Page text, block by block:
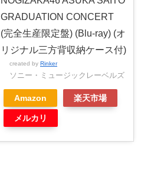
GRADUATION CONCERT
(完全生産限定盤) (Blu-ray) (オ
リジナル三方背収納ケース付)
created by Rinker
ソニー・ミュージックレーベルズ
Amazon 楽天市場
メルカリ